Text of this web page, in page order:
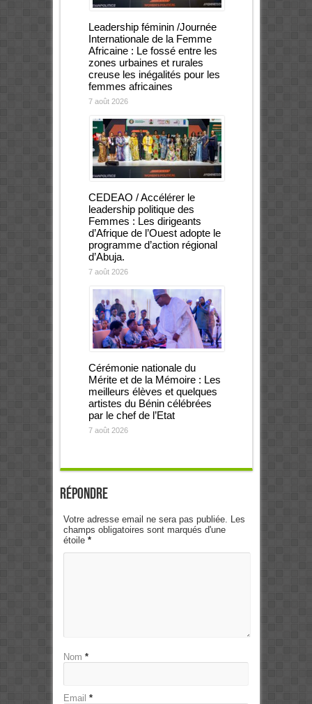
Leadership féminin /Journée
Internationale de la Femme
Africaine : Le fossé entre les
zones urbaines et rurales
creuse les inégalités pour les
femmes africaines
7 août 2026
CEDEAO / Accélérer le
leadership politique des
Femmes : Les dirigeants
d’Afrique de l’Ouest adopte le
programme d’action régional
d’Abuja.
7 août 2026
Cérémonie nationale du
Mérite et de la Mémoire : Les
meilleurs élèves et quelques
artistes du Bénin célébrées
par le chef de l’Etat
7 août 2026
Répondre
Votre adresse email ne sera pas publiée. Les
champs obligatoires sont marqués d'une
étoile *
Nom *
Email *